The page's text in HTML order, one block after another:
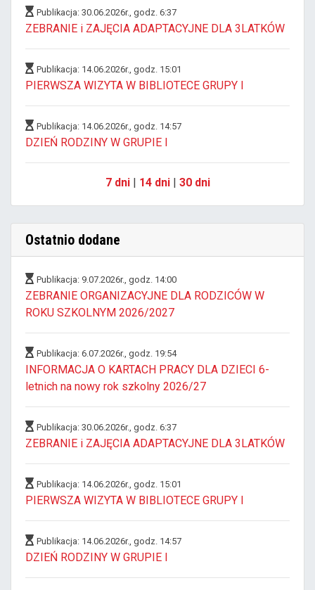
Publikacja: 30.06.2026r., godz. 6:37
ZEBRANIE i ZAJĘCIA ADAPTACYJNE DLA 3LATKÓW
Publikacja: 14.06.2026r., godz. 15:01
PIERWSZA WIZYTA W BIBLIOTECE GRUPY I
Publikacja: 14.06.2026r., godz. 14:57
DZIEŃ RODZINY W GRUPIE I
7 dni| 14 dni| 30 dni
Ostatnio dodane
Publikacja: 9.07.2026r., godz. 14:00
ZEBRANIE ORGANIZACYJNE DLA RODZICÓW W
ROKU SZKOLNYM 2026/2027
Publikacja: 6.07.2026r., godz. 19:54
INFORMACJA O KARTACH PRACY DLA DZIECI 6-
letnich na nowy rok szkolny 2026/27
Publikacja: 30.06.2026r., godz. 6:37
ZEBRANIE i ZAJĘCIA ADAPTACYJNE DLA 3LATKÓW
Publikacja: 14.06.2026r., godz. 15:01
PIERWSZA WIZYTA W BIBLIOTECE GRUPY I
Publikacja: 14.06.2026r., godz. 14:57
DZIEŃ RODZINY W GRUPIE I